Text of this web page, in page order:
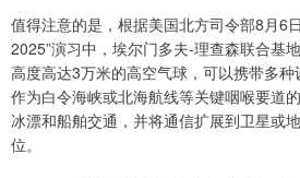
值得注意的是，根据美国北方司令部8月6
2025”演习中，埃尔门多夫-理查森联合基
高度高达3万米的高空气球，可以携带多
作为白令海峡或北海航线等关键咽喉要道
冰漂和船舶交通，并将通信扩展到卫星或
位。